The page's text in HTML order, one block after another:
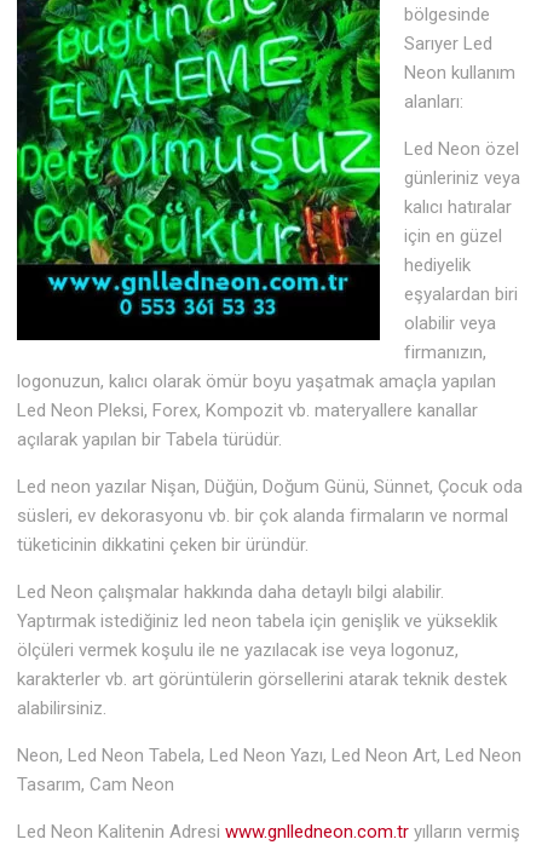
bölgesinde
Sarıyer Led
Neon kullanım
alanları:
Led Neon özel
günleriniz veya
kalıcı hatıralar
için en güzel
hediyelik
eşyalardan biri
olabilir veya
firmanızın,
logonuzun, kalıcı olarak ömür boyu yaşatmak amaçla yapılan
Led Neon Pleksi, Forex, Kompozit vb. materyallere kanallar
açılarak yapılan bir Tabela türüdür.
Led neon yazılar Nişan, Düğün, Doğum Günü, Sünnet, Çocuk oda
süsleri, ev dekorasyonu vb. bir çok alanda firmaların ve normal
tüketicinin dikkatini çeken bir üründür.
Led Neon çalışmalar hakkında daha detaylı bilgi alabilir.
Yaptırmak istediğiniz led neon tabela için genişlik ve yükseklik
ölçüleri vermek koşulu ile ne yazılacak ise veya logonuz,
karakterler vb. art görüntülerin görsellerini atarak teknik destek
alabilirsiniz.
Neon, Led Neon Tabela, Led Neon Yazı, Led Neon Art, Led Neon
Tasarım, Cam Neon
Led Neon Kalitenin Adresiwww.gnlledneon.com.tr yılların vermiş